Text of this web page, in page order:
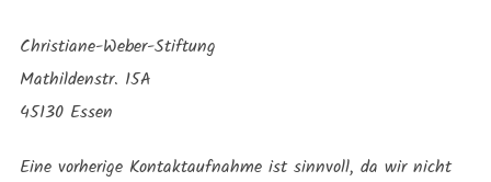
Christiane-Weber-Stiftung
Mathildenstr. 15A
45130 Essen
Eine vorherige Kontaktaufnahme ist sinnvoll, da wir nicht